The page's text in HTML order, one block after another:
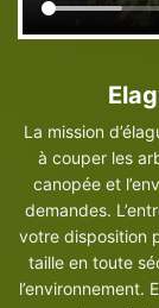
La mission
à couper les
canopée et
demandes.
votre disposition
taille en toute